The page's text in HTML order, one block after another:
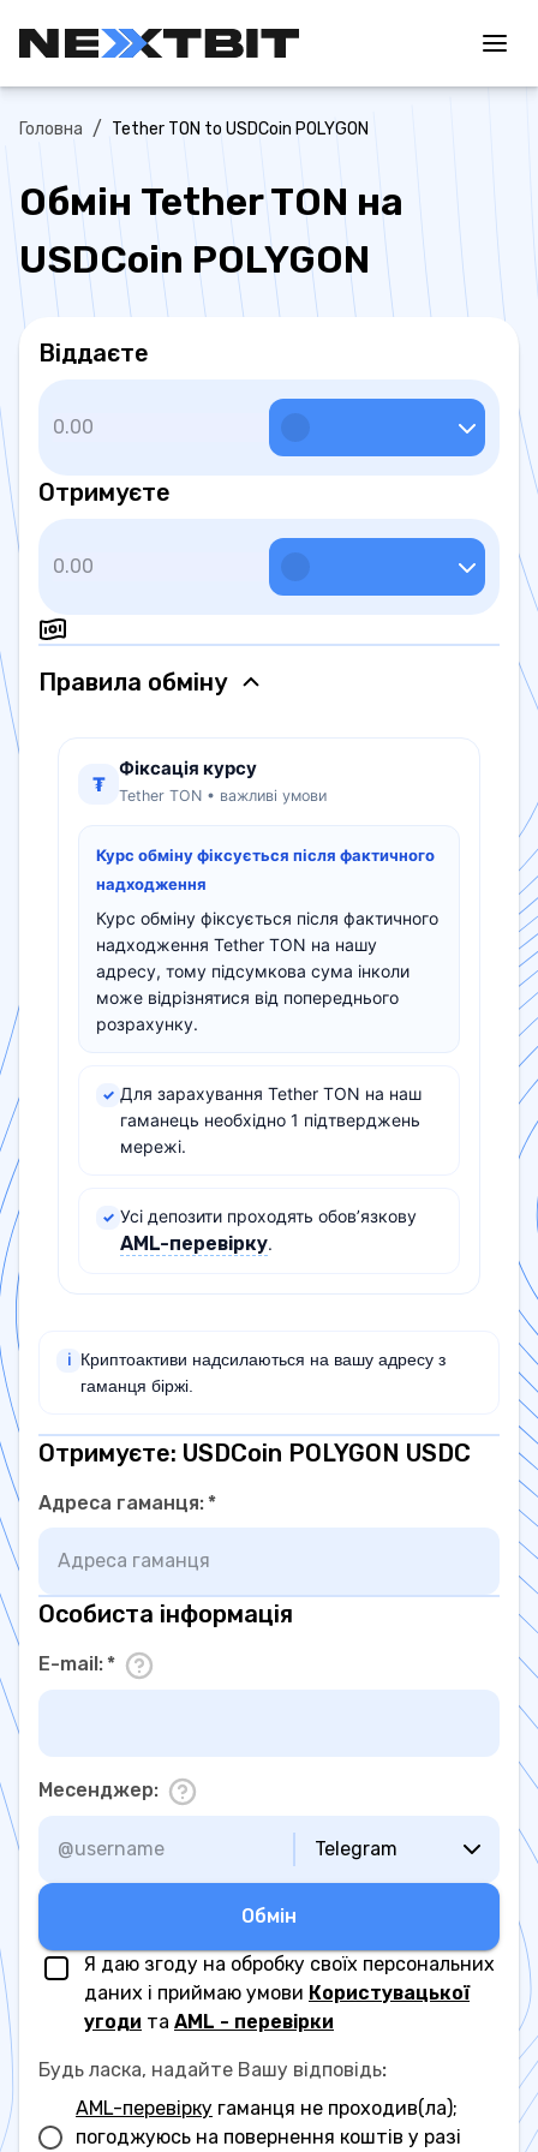
Головна / Tether TON to USDCoin POLYGON
Обмін Tether TON на
USDCoin POLYGON
Віддаєте
Отримуєте
Правила обмiну
₮
Фіксація курсу
Tether TON • важливі умови
Курс обміну фіксується після фактичного
надходження
Курс обміну фіксується після фактичного
надходження Tether TON на нашу
адресу, тому підсумкова сума інколи
може відрізнятися від попереднього
розрахунку.
✓ Для зарахування Tether TON на наш
гаманець необхідно 1 підтверджень
мережі.
✓ Усі депозити проходять обов’язкову
AML-перевірку.
ℹ
Криптоактиви надсилаються на вашу адресу з
гаманця біржі.
Отримуєте: USDCoin POLYGON USDC
Адреса гаманця:*
Особиста інформація
E-mail:*
Месенджер:
Telegram
Обмiн
Я даю згоду на обробку своїх персональних
даних і приймаю умови Користувацької
угоди та AML - перевірки
Будь ласка, надайте Вашу відповідь:
AML-перевірку гаманця не проходив(ла);
погоджуюсь на повернення коштів у разі